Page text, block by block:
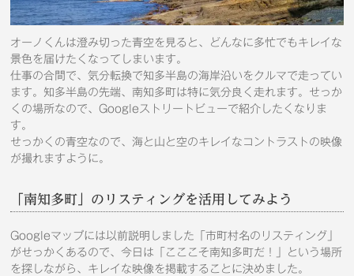
オーノくんは澄み切った青空を見ると、どんなに多忙でもキレイな
景色を届けたくなってしまいます。
仕事の合間で、気分転換で知多半島の海岸沿いをクルマで走ってい
ます。知多半島の先端、南知多町は特に気分良く走れます。せっか
くの場所なので、Googleストリートビューで紹介したくなりま
す。
せっかくの青空なので、海と山と空のキレイなコントラストの映像
が撮れますように。
「南知多町」のリスティングを活用してみよう
Googleマップには以前説明しました「市町村名のリスティング」
がせっかくあるので、今日は「こここそ南知多町だ！」という場所
を探しながら、キレイな映像を掲載することに決めました。